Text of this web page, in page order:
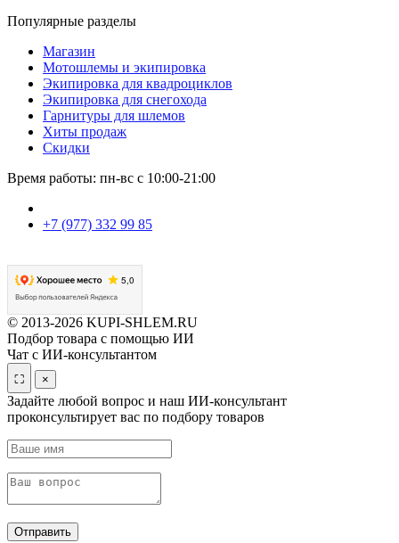
Популярные разделы
Магазин
Мотошлемы и экипировка
Экипировка для квадроциклов
Экипировка для снегохода
Гарнитуры для шлемов
Хиты продаж
Скидки
Время работы: пн-вс с 10:00-21:00
+7 (977) 332 99 85
© 2013-2026 KUPI-SHLEM.RU
Подбор товара с помощью ИИ
Чат с ИИ-консультантом
⛶ ×
Задайте любой вопрос и наш ИИ-консультант
проконсультирует вас по подбору товаров
Отправить